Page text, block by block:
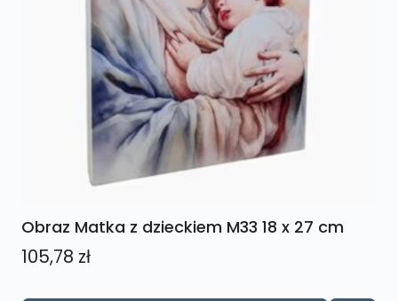
Obraz Matka z dzieckiem M33 18 x 27 cm
105,78 zł